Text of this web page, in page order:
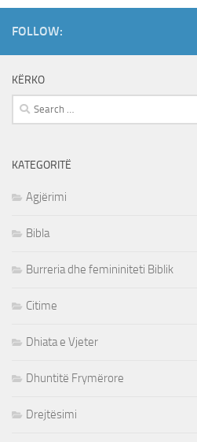
FOLLOW:
KËRKO
Search
for:
KATEGORITË
Agjërimi
Bibla
Burreria dhe femininiteti Biblik
Citime
Dhiata e Vjeter
Dhuntitë Frymërore
Drejtësimi